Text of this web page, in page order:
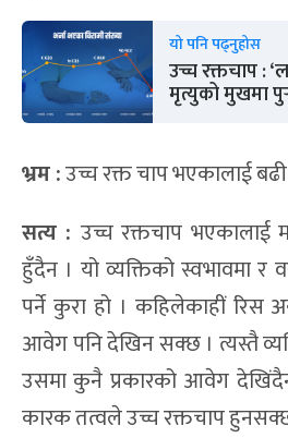
यो पनि पढ्नुहोस
उच्च रक्तचाप :
मृत्युको मुखमा
भ्रम :उच्च रक्त चाप भएकालाई
सत्य : उच्च रक्तचाप भएकालाई
हुँदैन । यो व्यक्तिको स्वभावमा र
पर्ने कुरा हो । कहिलेकाहीं रिस
आवेग पनि देखिन सक्छ । त्यस्तै
उसमा कुनै प्रकारको आवेग
कारक तत्वले उच्च रक्तचाप